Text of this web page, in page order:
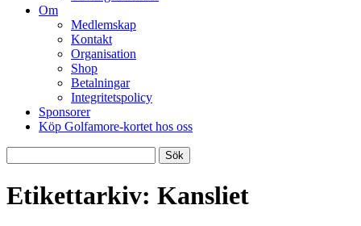
Om
Medlemskap
Kontakt
Organisation
Shop
Betalningar
Integritetspolicy
Sponsorer
Köp Golfamore-kortet hos oss
efter:
Etikettarkiv: Kansliet